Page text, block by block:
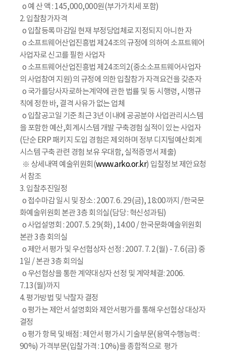
o 예 산 액 : 145,000,000원(부가가치세 포함)
2. 입찰참가자격
o 입찰등록 마감일 현재 부정당업체로 지정되지 아니한 자
o 소프트웨어산업진흥법 제24조의 규정에 의하여 소프트웨어
사업자로 신고를 필한 사업자
o 소프트웨어산업진흥법 제24조의2(중소소프트웨어사업자
의 사업참여 지원)의 규정에 의한 입찰참가 자격요건을 갖춘자
o 국가를당사자로하는계약에 관한 법률 및 동 시행령, 시행규
칙에 정한 바, 결격 사유가 없는 업체
o 입찰공고일 기준 최근 3년 이내에 공공분야 사업관리시스템
을 포함한 예산,회계시스템 개발 구축경험 실적이 있는 사업자
(단순 ERP 패키지 도입 경험은 제외하며 정부 디지털예산회계
시스템 구축 관련 경험 보유 우대함, 실적증명서 제출)
※ 상세내역 예술위원회(www.arko.or.kr) 입찰정보 제안요청
서 참조
3. 입찰추진일정
o 접수마감 일시 및 장소 : 2007. 6. 29(금), 18:00까지 /한국문
화예술위원회 본관 3층 회의실(담당 : 혁신성과팀)
o 사업설명회 : 2007. 5. 29(화), 14:00 / 한국문화예술위원회
본관 3층 회의실
o 제안서 평가 및 우선협상자 선정 : 2007. 7. 2(월) - 7. 6(금) 중
1일 / 본관 3층 회의실
o 우선협상을 통한 계약대상자 선정 및 계약체결: 2006.
7.13(월)까지
4. 평가방법 및 낙찰자 결정
o 평가는 제안서 설명회와 제안서평가를 통해 우선협상 대상자
결정
o 평가 항목 및 배점 : 제안서 평가시 기술부문(용역수행능력 :
90%) 가격부문(입찰가격 : 10%)을 종합적으로 평가